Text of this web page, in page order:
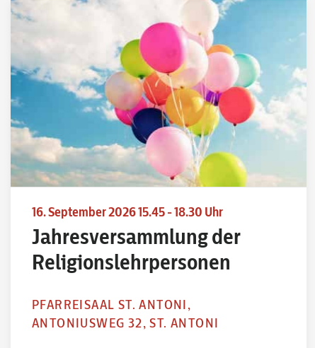
16. September 2026 15.45 - 18.30 Uhr
Jahresversammlung der
Religionslehrpersonen
PFARREISAAL ST. ANTONI,
ANTONIUSWEG 32, ST. ANTONI